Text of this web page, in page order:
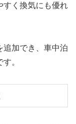
すく換気にも優れ
追加でき、車中泊
。